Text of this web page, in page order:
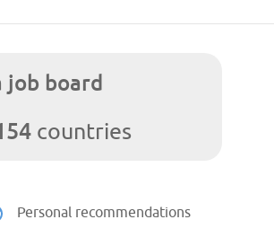
job board
countries
Personal recommendations